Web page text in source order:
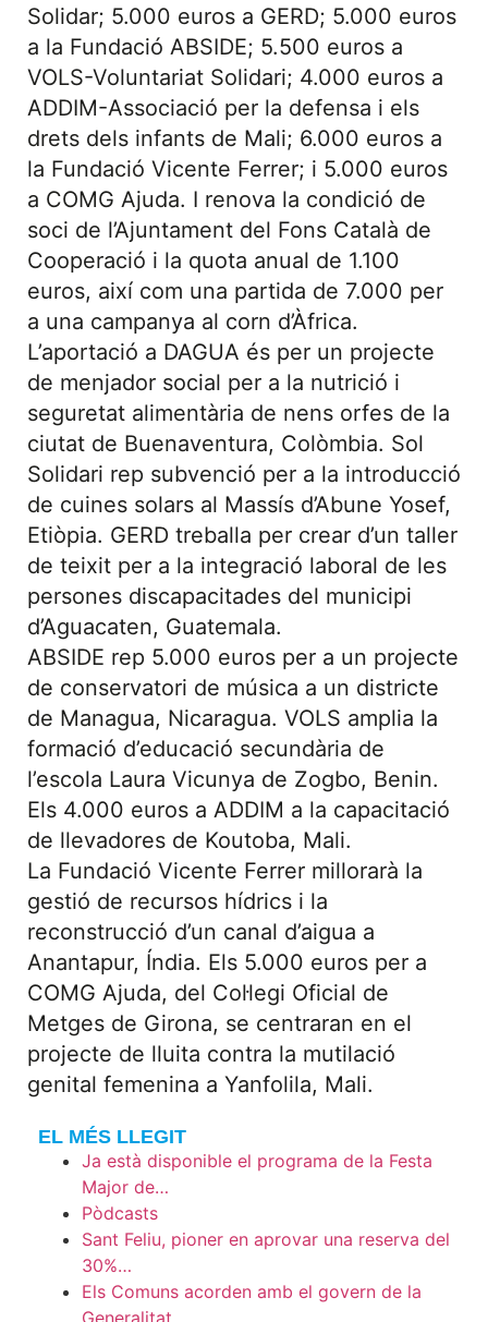
Solidar; 5.000 euros a GERD; 5.000 euros
a la Fundació ABSIDE; 5.500 euros a
VOLS-Voluntariat Solidari; 4.000 euros a
ADDIM-Associació per la defensa i els
drets dels infants de Mali; 6.000 euros a
la Fundació Vicente Ferrer; i 5.000 euros
a COMG Ajuda. I renova la condició de
soci de l’Ajuntament del Fons Català de
Cooperació i la quota anual de 1.100
euros, així com una partida de 7.000 per
a una campanya al corn d’Àfrica.
L’aportació a DAGUA és per un projecte
de menjador social per a la nutrició i
seguretat alimentària de nens orfes de la
ciutat de Buenaventura, Colòmbia. Sol
Solidari rep subvenció per a la introducció
de cuines solars al Massís d’Abune Yosef,
Etiòpia. GERD treballa per crear d’un taller
de teixit per a la integració laboral de les
persones discapacitades del municipi
d’Aguacaten, Guatemala.
ABSIDE rep 5.000 euros per a un projecte
de conservatori de música a un districte
de Managua, Nicaragua. VOLS amplia la
formació d’educació secundària de
l’escola Laura Vicunya de Zogbo, Benin.
Els 4.000 euros a ADDIM a la capacitació
de llevadores de Koutoba, Mali.
La Fundació Vicente Ferrer millorarà la
gestió de recursos hídrics i la
reconstrucció d’un canal d’aigua a
Anantapur, Índia. Els 5.000 euros per a
COMG Ajuda, del Col·legi Oficial de
Metges de Girona, se centraran en el
projecte de lluita contra la mutilació
genital femenina a Yanfolila, Mali.
EL MÉS LLEGIT
Ja està disponible el programa de la Festa
Major de…
Pòdcasts
Sant Feliu, pioner en aprovar una reserva del
30%…
Els Comuns acorden amb el govern de la